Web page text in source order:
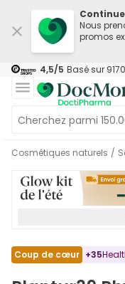
Nous
promos
4,5/5 Basé sur 9170
Cosmétiques naturels /
Coup de cœur +35